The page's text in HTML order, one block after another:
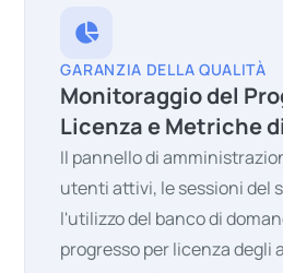
GARANZIA DELLA QUALITÀ
Monitoraggio del
Licenza e Metriche
Il pannello di
utenti attivi, le sessioni del
l'utilizzo del banco di
progresso per licenza degli